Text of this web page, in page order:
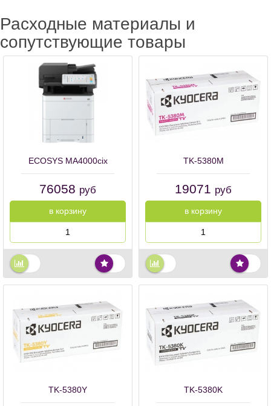
Расходные материалы и
сопутствующие товары
ECOSYS MA4000cix
76058 руб
в корзину
TK-5380M
19071 руб
в корзину
TK-5380Y TK-5380K